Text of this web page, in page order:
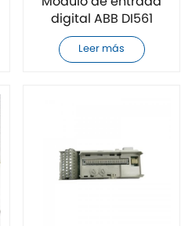
digital ABB DI561
nuevo y original
Leer más